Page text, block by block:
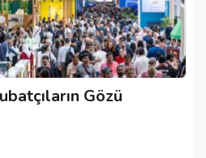
Gözü